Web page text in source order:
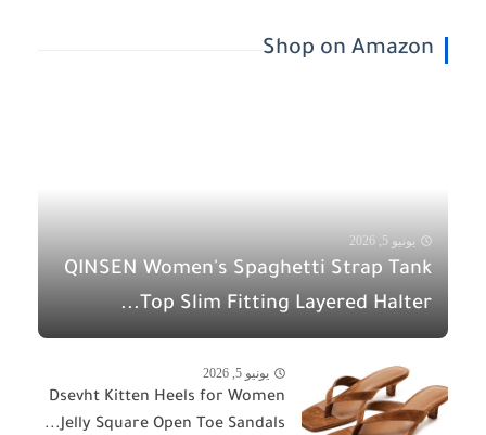
Shop on Amazon
يونيو 5, 2026
QINSEN Women's Spaghetti Strap Tank
Top Slim Fitting Layered Halter...
يونيو 5, 2026
Dsevht Kitten Heels for Women
Jelly Square Open Toe Sandals...